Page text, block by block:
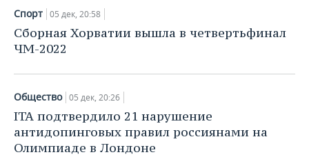
Спорт 05 дек, 20:58
Сборная Хорватии вышла в четвертьфинал
ЧМ-2022
Общество 05 дек, 20:26
ITA подтвердило 21 нарушение
антидопинговых правил россиянами на
Олимпиаде в Лондоне